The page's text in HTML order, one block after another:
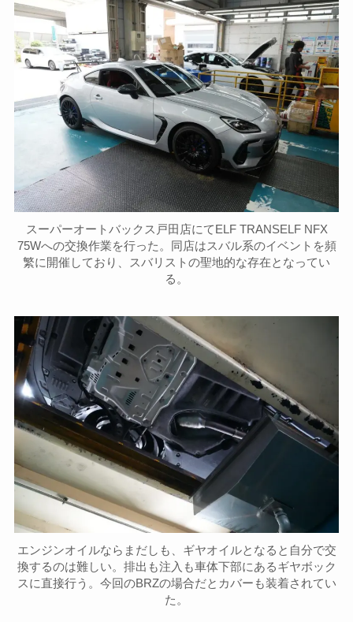
スーパーオートバックス戸田店にてELF TRANSELF NFX
75Wへの交換作業を行った。同店はスバル系のイベントを頻
繁に開催しており、スバリストの聖地的な存在となってい
る。
エンジンオイルならまだしも、ギヤオイルとなると自分で交
換するのは難しい。排出も注入も車体下部にあるギヤボック
スに直接行う。今回のBRZの場合だとカバーも装着されてい
た。